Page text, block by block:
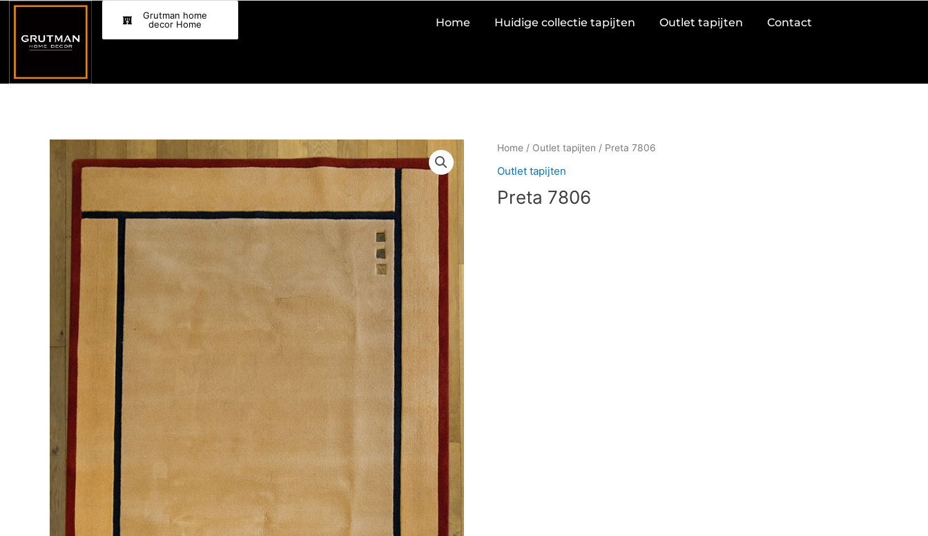
Skip
content
Grutman home
decor Home
Home Huidige collectie tapijten Outlet tapijten Contact
Home / Outlet tapijten / Preta 7806
Outlet tapijten
Preta 7806